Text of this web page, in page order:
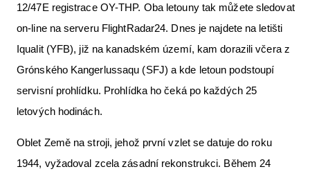
12/47E registrace OY-THP. Oba letouny tak můžete sledovat
on-line na serveru FlightRadar24. Dnes je najdete na letišti
Iqualit (YFB), již na kanadském území, kam dorazili včera z
Grónského Kangerlussaqu (SFJ) a kde letoun podstoupí
servisní prohlídku. Prohlídka ho čeká po každých 25
letových hodinách.
Oblet Země na stroji, jehož první vzlet se datuje do roku
1944, vyžadoval zcela zásadní rekonstrukci. Během 24